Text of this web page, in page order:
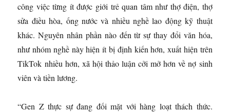
công việc từng ít được giới trẻ quan tâm như thợ điện, thợ
sửa điều hòa, ống nước và nhiều nghề lao động kỹ thuật
khác. Nguyên nhân phần nào đến từ sự thay đổi văn hóa,
như nhóm nghề này hiện ít bị định kiến hơn, xuất hiện trên
TikTok nhiều hơn, xã hội thảo luận cởi mở hơn về nợ sinh
viên và tiền lương.
“Gen Z thực sự đang đối mặt với hàng loạt thách thức.